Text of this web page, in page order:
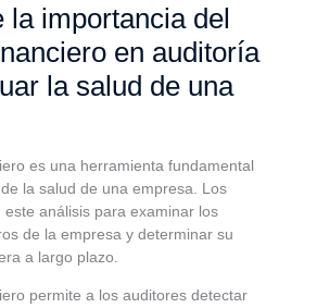
la importancia del
en auditoría
la salud de una
es una herramienta fundamental
la salud de una empresa. Los
este análisis para examinar los
de la empresa y determinar su
a largo plazo.
permite a los auditores detectar